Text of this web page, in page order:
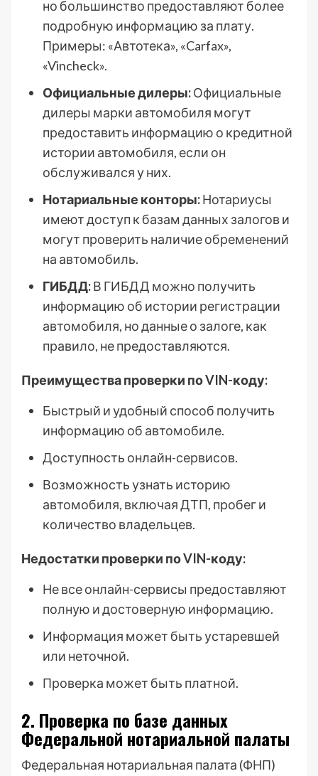
но большинство предоставляют более
подробную информацию за плату.
Примеры: «Автотека», «Carfax»,
«Vincheck».
Официальные дилеры:Официальные
дилеры марки автомобиля могут
предоставить информацию о кредитной
истории автомобиля, если он
обслуживался у них.
Нотариальные конторы:Нотариусы
имеют доступ к базам данных залогов и
могут проверить наличие обременений
на автомобиль.
ГИБДД:В ГИБДД можно получить
информацию об истории регистрации
автомобиля, но данные о залоге, как
правило, не предоставляются.
Преимущества проверки по VIN-коду:
Быстрый и удобный способ получить
информацию об автомобиле.
Доступность онлайн-сервисов.
Возможность узнать историю
автомобиля, включая ДТП, пробег и
количество владельцев.
Недостатки проверки по VIN-коду:
Не все онлайн-сервисы предоставляют
полную и достоверную информацию.
Информация может быть устаревшей
или неточной.
Проверка может быть платной.
2. Проверка по базе данных
Федеральной нотариальной палаты
Федеральная нотариальная палата (ФНП)